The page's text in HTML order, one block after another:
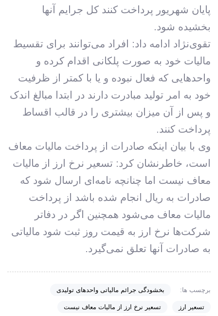
پایان شهریور پرداخت کنند کل جرایم آنها
بخشیده شود.
تقوی‌نژاد ادامه داد: افراد می‌توانند برای تقسیط
مالیات خود به صورت پلکانی اقدام کرده و
واحدهایی که فعال نبوده و یا با کمتر از ظرفیت
خود به امر تولید مبادرت دارند در ابتدا مبالغ اندک
و پس از آن میزان بیشتری را در قالب اقساط
پرداخت کنند.
وی با بیان اینکه صادرات از پرداخت مالیات معاف
است، خاطرنشان کرد: تسعیر نرخ ارز از مالیات
معاف نیست اما چنانچه نامه‌ای ارسال شود که
صادرات به ریال انجام شده باشد از پرداخت
مالیات معاف می‌شود همچنین اگر در دفاتر
شرکت‌ها نرخ ارز به قیمت روز ثبت شود مالیاتی
به صادرات آنها تعلق نمی‌گیرد.
برچسب ها: بخشودگی جرائم مالیاتی واحدهای تولیدی
تسعیر ارز تسعیر نرخ ارز از مالیات معاف نیست